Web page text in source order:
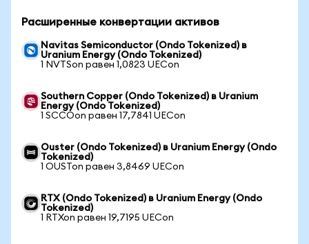
Расширенные конвертации активов
Navitas Semiconductor (Ondo Tokenized) в
Uranium Energy (Ondo Tokenized)
1 NVTSon равен 1,0823 UECon
Southern Copper (Ondo Tokenized) в Uranium
Energy (Ondo Tokenized)
1 SCCOon равен 17,7841 UECon
Ouster (Ondo Tokenized) в Uranium Energy (Ondo
Tokenized)
1 OUSTon равен 3,8469 UECon
RTX (Ondo Tokenized) в Uranium Energy (Ondo
Tokenized)
1 RTXon равен 19,7195 UECon